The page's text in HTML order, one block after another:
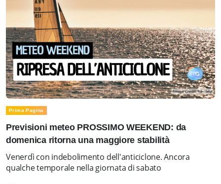
Prima Pagina
Previsioni meteo PROSSIMO WEEKEND: da
domenica ritorna una maggiore stabilità
Venerdì con indebolimento dell'anticiclone. Ancora
qualche temporale nella giornata di sabato